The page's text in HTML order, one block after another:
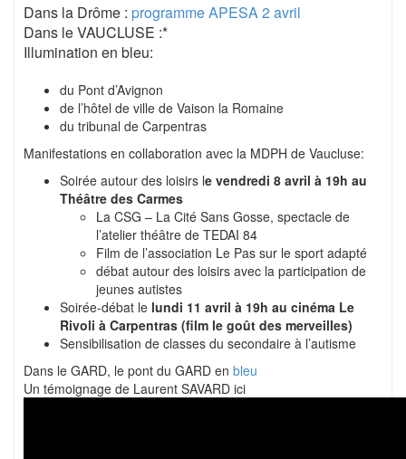
Dans la Drôme : programme APESA 2 avril
Dans le VAUCLUSE :*
Illumination en bleu:
du Pont d’Avignon
de l’hôtel de ville de Vaison la Romaine
du tribunal de Carpentras
Manifestations en collaboration avec la MDPH de Vaucluse:
Soirée autour des loisirs le vendredi 8 avril à 19h au
Théâtre des Carmes
La CSG – La Cité Sans Gosse, spectacle de
l’atelier théâtre de TEDAI 84
Film de l’association Le Pas sur le sport adapté
débat autour des loisirs avec la participation de
jeunes autistes
Soirée-débat le lundi 11 avril à 19h au cinéma Le
Rivoli à Carpentras (film le goût des merveilles)
Sensibilisation de classes du secondaire à l’autisme
Dans le GARD, le pont du GARD en bleu
Un témoignage de Laurent SAVARD ici